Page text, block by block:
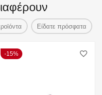
Είδατε πρόσφατα
15%